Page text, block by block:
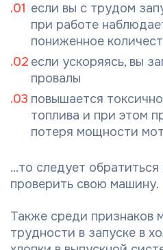
если вы с трудом
при работе
пониженное
если ускоряясь, вы
провалы
повышается
топлива и при этом
потеря мощности
...то следует
проверить свою машину.
Также среди признаков
трудности в запуске в